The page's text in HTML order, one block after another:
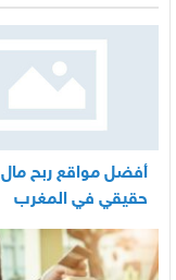
أفضل مواقع ربح مال
حقيقي في المغرب